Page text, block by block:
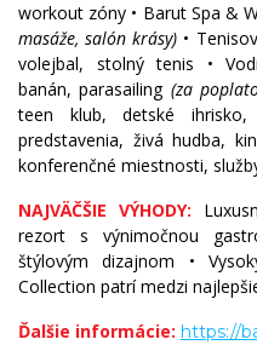
workout zóny • Barut Spa &
masáže, salón krásy) •
volejbal, stolný tenis •
banán, parasailing (za
teen klub, detské ihrisko,
predstavenia, živá hudba,
konferenčné miestnosti,
NAJVÄČŠIE VÝHODY:
rezort s výnimočnou
štýlovým dizajnom •
Collection patrí medzi
Ďalšie informácie: https://